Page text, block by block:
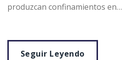
produzcan confinamientos en…
Seguir Leyendo